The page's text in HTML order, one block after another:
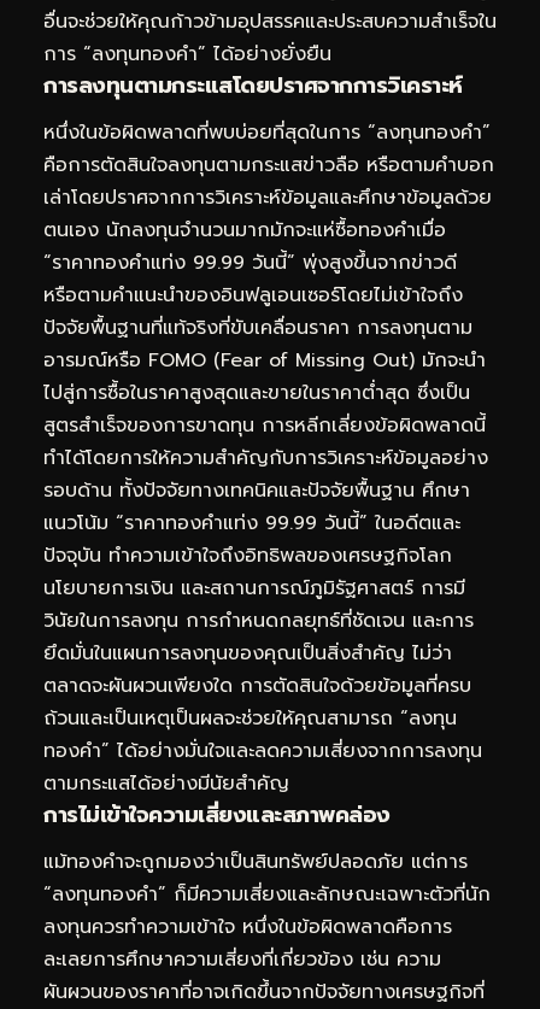
อื่นจะช่วยให้คุณก้าวข้ามอุปสรรคและประสบความสำเร็จใน
การ “ลงทุนทองคำ” ได้อย่างยั่งยืน
การลงทุนตามกระแสโดยปราศจากการวิเคราะห์
หนึ่งในข้อผิดพลาดที่พบบ่อยที่สุดในการ “ลงทุนทองคำ”
คือการตัดสินใจลงทุนตามกระแสข่าวลือ หรือตามคำบอก
เล่าโดยปราศจากการวิเคราะห์ข้อมูลและศึกษาข้อมูลด้วย
ตนเอง นักลงทุนจำนวนมากมักจะแห่ซื้อทองคำเมื่อ
“ราคาทองคำแท่ง 99.99 วันนี้” พุ่งสูงขึ้นจากข่าวดี
หรือตามคำแนะนำของอินฟลูเอนเซอร์โดยไม่เข้าใจถึง
ปัจจัยพื้นฐานที่แท้จริงที่ขับเคลื่อนราคา การลงทุนตาม
อารมณ์หรือ FOMO (Fear of Missing Out) มักจะนำ
ไปสู่การซื้อในราคาสูงสุดและขายในราคาต่ำสุด ซึ่งเป็น
สูตรสำเร็จของการขาดทุน การหลีกเลี่ยงข้อผิดพลาดนี้
ทำได้โดยการให้ความสำคัญกับการวิเคราะห์ข้อมูลอย่าง
รอบด้าน ทั้งปัจจัยทางเทคนิคและปัจจัยพื้นฐาน ศึกษา
แนวโน้ม “ราคาทองคำแท่ง 99.99 วันนี้” ในอดีตและ
ปัจจุบัน ทำความเข้าใจถึงอิทธิพลของเศรษฐกิจโลก
นโยบายการเงิน และสถานการณ์ภูมิรัฐศาสตร์ การมี
วินัยในการลงทุน การกำหนดกลยุทธ์ที่ชัดเจน และการ
ยึดมั่นในแผนการลงทุนของคุณเป็นสิ่งสำคัญ ไม่ว่า
ตลาดจะผันผวนเพียงใด การตัดสินใจด้วยข้อมูลที่ครบ
ถ้วนและเป็นเหตุเป็นผลจะช่วยให้คุณสามารถ “ลงทุน
ทองคำ” ได้อย่างมั่นใจและลดความเสี่ยงจากการลงทุน
ตามกระแสได้อย่างมีนัยสำคัญ
การไม่เข้าใจความเสี่ยงและสภาพคล่อง
แม้ทองคำจะถูกมองว่าเป็นสินทรัพย์ปลอดภัย แต่การ
“ลงทุนทองคำ” ก็มีความเสี่ยงและลักษณะเฉพาะตัวที่นัก
ลงทุนควรทำความเข้าใจ หนึ่งในข้อผิดพลาดคือการ
ละเลยการศึกษาความเสี่ยงที่เกี่ยวข้อง เช่น ความ
ผันผวนของราคาที่อาจเกิดขึ้นจากปัจจัยทางเศรษฐกิจที่